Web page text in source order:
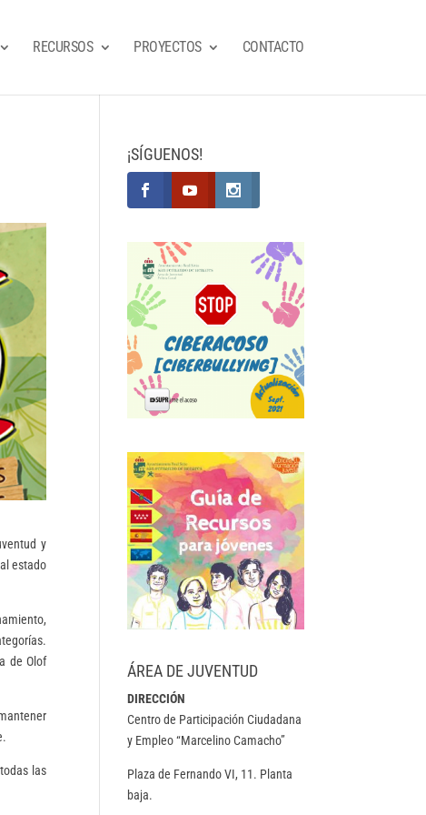
RECURSOS PROYECTOS CONTACTO
y
estado
de Olof
las
¡SÍGUENOS!
ÁREA DE JUVENTUD
DIRECCIÓN
Centro de Participación Ciudadana
y Empleo “Marcelino Camacho”
Plaza de Fernando VI, 11. Planta
baja.